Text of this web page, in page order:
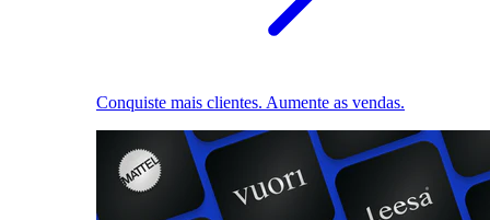
Conquiste mais clientes. Aumente as vendas.